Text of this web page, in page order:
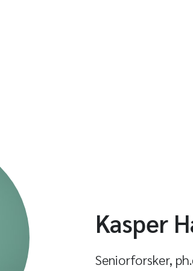
Kasper
Seniorforsker,